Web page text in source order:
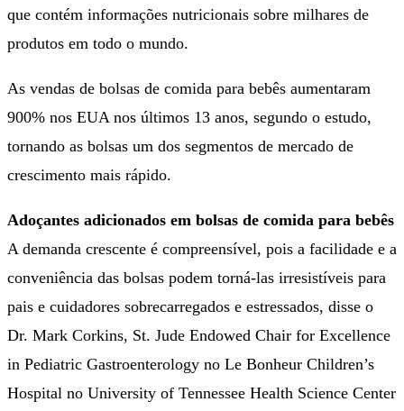
que contém informações nutricionais sobre milhares de
produtos em todo o mundo.
As vendas de bolsas de comida para bebês aumentaram
900% nos EUA nos últimos 13 anos, segundo o estudo,
tornando as bolsas um dos segmentos de mercado de
crescimento mais rápido.
Adoçantes adicionados em bolsas de comida para bebês
A demanda crescente é compreensível, pois a facilidade e a
conveniência das bolsas podem torná-las irresistíveis para
pais e cuidadores sobrecarregados e estressados, disse o
Dr. Mark Corkins, St. Jude Endowed Chair for Excellence
in Pediatric Gastroenterology no Le Bonheur Children’s
Hospital no University of Tennessee Health Science Center